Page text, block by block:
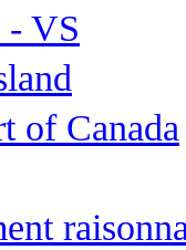
- VS
of Canada